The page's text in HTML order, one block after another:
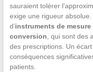
sauraient tolérer
exige une rigueur
d’instruments de mesure
conversion , qui sont des
des prescriptions. Un
conséquences
patients.